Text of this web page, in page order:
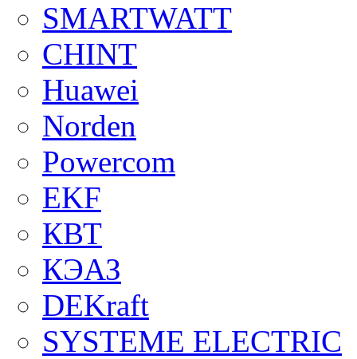
SMARTWATT
CHINT
Huawei
Norden
Powercom
EKF
КВТ
КЭАЗ
DEKraft
SYSTEME ELECTRIC